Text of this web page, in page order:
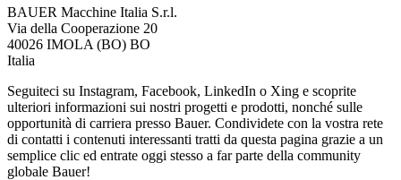
BAUER Macchine Italia S.r.l.
Via della Cooperazione 20
40026 IMOLA (BO) BO
Italia
Seguiteci su Instagram, Facebook, LinkedIn o Xing e scoprite
ulteriori informazioni sui nostri progetti e prodotti, nonché sulle
opportunità di carriera presso Bauer. Condividete con la vostra rete
di contatti i contenuti interessanti tratti da questa pagina grazie a un
semplice clic ed entrate oggi stesso a far parte della community
globale Bauer!